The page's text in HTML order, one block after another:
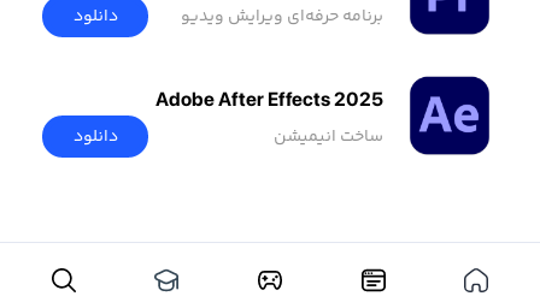
برنامه حرفه‌ای ویرایش ویدیو دانلود
Adobe After Effects 2025
ساخت انیمیشن دانلود